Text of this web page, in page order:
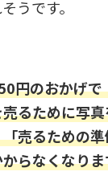
うです。
円のおかげで
るために写
売るための
らなくなりま